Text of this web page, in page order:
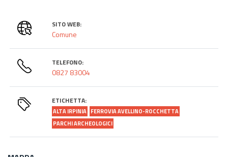
SITO WEB:
Comune
TELEFONO:
0827 83004
ETICHETTA:
ALTA IRPINIA FERROVIA AVELLINO-ROCCHETTA
PARCHI ARCHEOLOGICI